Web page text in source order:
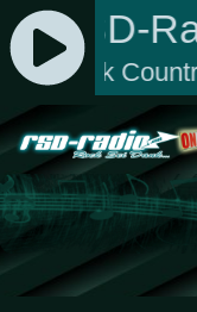
Zum Inhalt